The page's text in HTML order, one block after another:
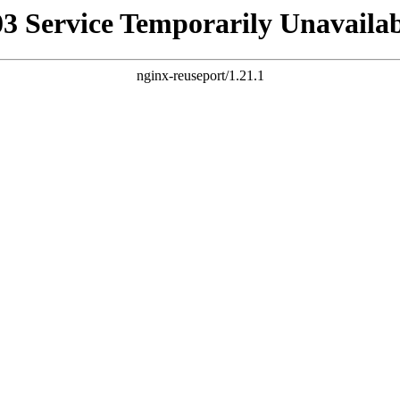
Service Temporarily
nginx-reuseport/1.21.1